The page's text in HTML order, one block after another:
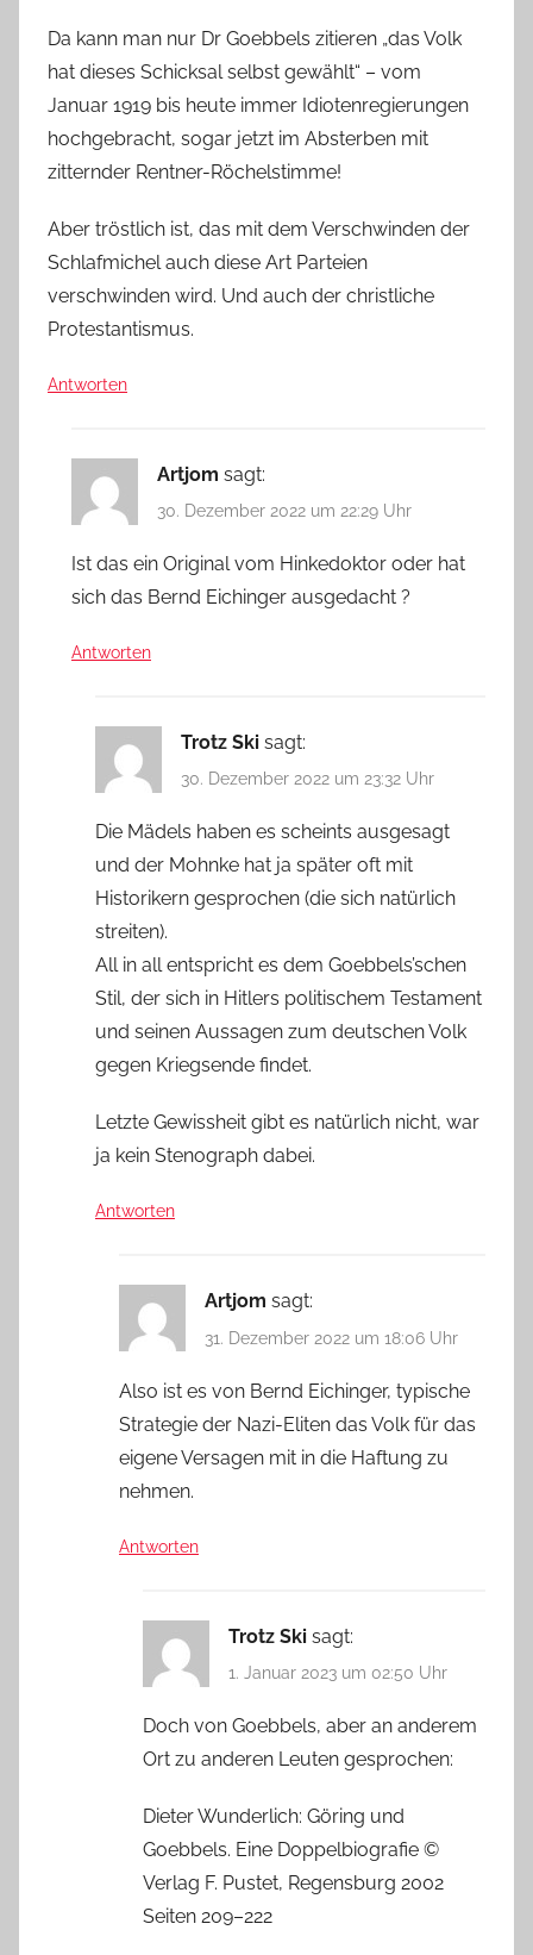
Da kann man nur Dr Goebbels zitieren „das Volk
hat dieses Schicksal selbst gewählt“ – vom
Januar 1919 bis heute immer Idiotenregierungen
hochgebracht, sogar jetzt im Absterben mit
zitternder Rentner-Röchelstimme!
Aber tröstlich ist, das mit dem Verschwinden der
Schlafmichel auch diese Art Parteien
verschwinden wird. Und auch der christliche
Protestantismus.
Antworten
Artjom sagt:
30. Dezember 2022 um 22:29 Uhr
Ist das ein Original vom Hinkedoktor oder hat
sich das Bernd Eichinger ausgedacht ?
Antworten
Trotz Ski sagt:
30. Dezember 2022 um 23:32 Uhr
Die Mädels haben es scheints ausgesagt
und der Mohnke hat ja später oft mit
Historikern gesprochen (die sich natürlich
streiten).
All in all entspricht es dem Goebbels’schen
Stil, der sich in Hitlers politischem Testament
und seinen Aussagen zum deutschen Volk
gegen Kriegsende findet.
Letzte Gewissheit gibt es natürlich nicht, war
ja kein Stenograph dabei.
Antworten
Artjom sagt:
31. Dezember 2022 um 18:06 Uhr
Also ist es von Bernd Eichinger, typische
Strategie der Nazi-Eliten das Volk für das
eigene Versagen mit in die Haftung zu
nehmen.
Antworten
Trotz Ski sagt:
1. Januar 2023 um 02:50 Uhr
Doch von Goebbels, aber an anderem
Ort zu anderen Leuten gesprochen:
Dieter Wunderlich: Göring und
Goebbels. Eine Doppelbiografie ©
Verlag F. Pustet, Regensburg 2002
Seiten 209–222